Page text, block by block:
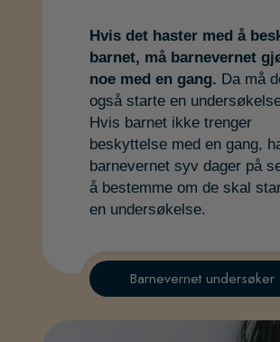
Hvis det haster med å
barnet, må barnevernet
noe med en gang. Da må
også starte en
Hvis barnet ikke trenger
beskyttelse med en gang,
barnevernet syv dager på
å bestemme om de skal
en undersøkelse.
Barnevernet undersøker